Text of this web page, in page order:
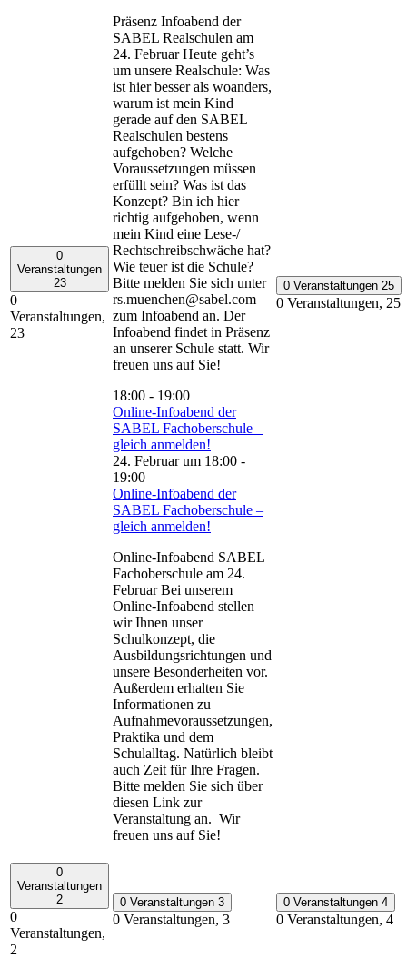
0
Veranstaltungen
23
0
Veranstaltungen,
23
Präsenz Infoabend der
SABEL Realschulen am
24. Februar Heute geht’s
um unsere Realschule: Was
ist hier besser als woanders,
warum ist mein Kind
gerade auf den SABEL
Realschulen bestens
aufgehoben? Welche
Voraussetzungen müssen
erfüllt sein? Was ist das
Konzept? Bin ich hier
richtig aufgehoben, wenn
mein Kind eine Lese-/
Rechtschreibschwäche hat?
Wie teuer ist die Schule?
Bitte melden Sie sich unter
rs.muenchen@sabel.com
zum Infoabend an. Der
Infoabend findet in Präsenz
an unserer Schule statt. Wir
freuen uns auf Sie!
18:00 - 19:00
Online-Infoabend der
SABEL Fachoberschule –
gleich anmelden!
24. Februar um 18:00 -
19:00
Online-Infoabend der
SABEL Fachoberschule –
gleich anmelden!
Online-Infoabend SABEL
Fachoberschule am 24.
Februar Bei unserem
Online-Infoabend stellen
wir Ihnen unser
Schulkonzept, die
Ausbildungsrichtungen und
unsere Besonderheiten vor.
Außerdem erhalten Sie
Informationen zu
Aufnahmevoraussetzungen,
Praktika und dem
Schulalltag. Natürlich bleibt
auch Zeit für Ihre Fragen.
Bitte melden Sie sich über
diesen Link zur
Veranstaltung an. Wir
freuen uns auf Sie!
0 Veranstaltungen 25
0 Veranstaltungen, 25
0
Veranstaltungen
2
0
Veranstaltungen,
2
0 Veranstaltungen 3
0 Veranstaltungen, 3
0 Veranstaltungen 4
0 Veranstaltungen, 4